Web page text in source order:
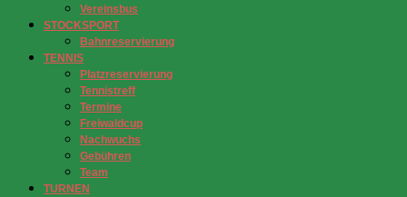
Vereinsbus
STOCKSPORT
Bahnreservierung
TENNIS
Platzreservierung
Tennistreff
Termine
Freiwaldcup
Nachwuchs
Gebühren
Team
TURNEN